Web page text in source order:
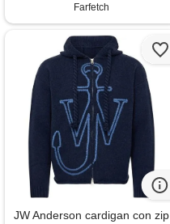
Farfetch
JW Anderson cardigan con zip